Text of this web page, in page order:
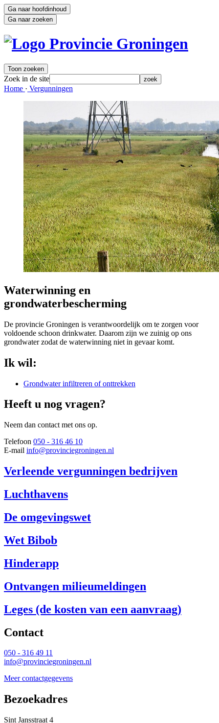
Ga naar hoofdinhoud
Ga naar zoeken
Toon zoeken
Zoek in de site zoek
Home · Vergunningen
Waterwinning en
grondwaterbescherming
De provincie Groningen is verantwoordelijk om te zorgen voor
voldoende schoon drinkwater. Daarom zijn we zuinig op ons
grondwater zodat de waterwinning niet in gevaar komt.
Ik wil:
Grondwater infiltreren of onttrekken
Heeft u nog vragen?
Neem dan contact met ons op.
Telefoon 050 - 316 46 10
E-mail info@provinciegroningen.nl
Verleende vergunningen bedrijven
Luchthavens
De omgevingswet
Wet Bibob
Hinderapp
Ontvangen milieumeldingen
Leges (de kosten van een aanvraag)
Contact
050 - 316 49 11
info@provinciegroningen.nl
Meer contactgegevens
Bezoekadres
Sint Jansstraat 4